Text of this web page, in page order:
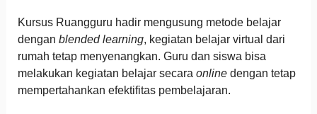
Kursus Ruangguru hadir mengusung metode belajar
dengan blended learning, kegiatan belajar virtual dari
rumah tetap menyenangkan. Guru dan siswa bisa
melakukan kegiatan belajar secara onlinedengan tetap
mempertahankan efektifitas pembelajaran.